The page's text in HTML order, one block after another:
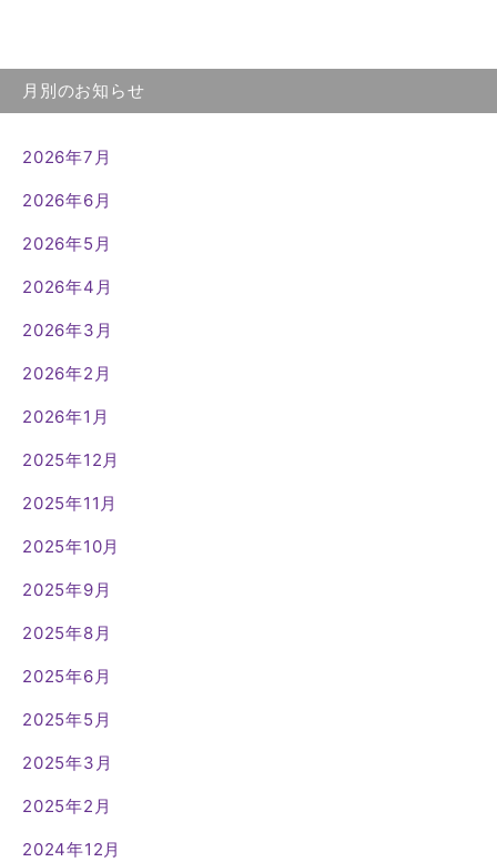
月別のお知らせ
2026年7月
2026年6月
2026年5月
2026年4月
2026年3月
2026年2月
2026年1月
2025年12月
2025年11月
2025年10月
2025年9月
2025年8月
2025年6月
2025年5月
2025年3月
2025年2月
2024年12月